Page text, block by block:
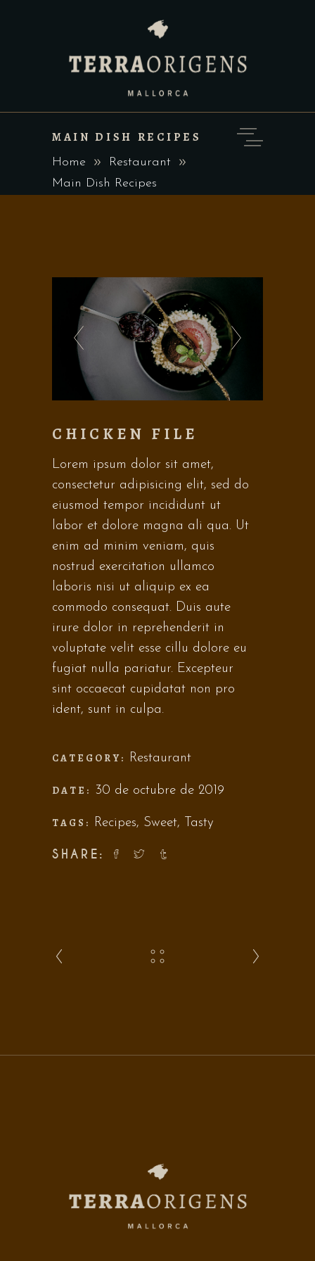
MAIN DISH RECIPES
Home
Restaurant
Main Dish Recipes
CHICKEN FILE
Lorem ipsum dolor sit amet,
consectetur adipisicing elit, sed do
eiusmod tempor incididunt ut
labor et dolore magna ali qua. Ut
enim ad minim veniam, quis
nostrud exercitation ullamco
laboris nisi ut aliquip ex ea
commodo consequat. Duis aute
irure dolor in reprehenderit in
voluptate velit esse cillu dolore eu
fugiat nulla pariatur. Excepteur
sint occaecat cupidatat non pro
ident, sunt in culpa.
CATEGORY: Restaurant
DATE: 30 de octubre de 2019
TAGS: Recipes, Sweet, Tasty
SHARE: